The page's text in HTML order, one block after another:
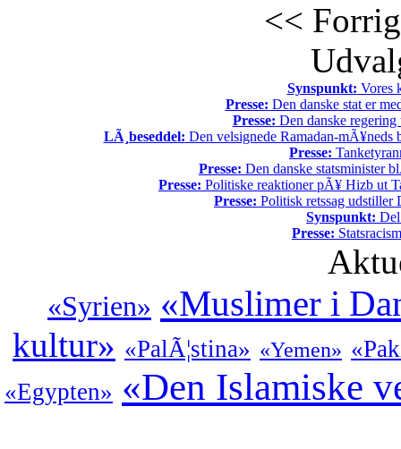
<<
Synspunkt: Vores
Presse: Den danske stat er
Presse: Den danske
LÃ¸beseddel: Den velsignede Ramadan-mÃ¥neds
Presse:
Presse: Den danske statsminister
Presse: Politiske reaktioner pÃ¥ Hizb ut
Presse: Politisk retssag udstiller
Synspunkt:
Presse:
«Syrien» «Muslimer i
kultur» «PalÃ¦stina» «Yemen»
«Egypten» «Den Islamiske